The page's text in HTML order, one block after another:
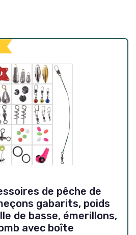
de pêche de
gabarits, poids
de basse, émerillons,
avec boîte